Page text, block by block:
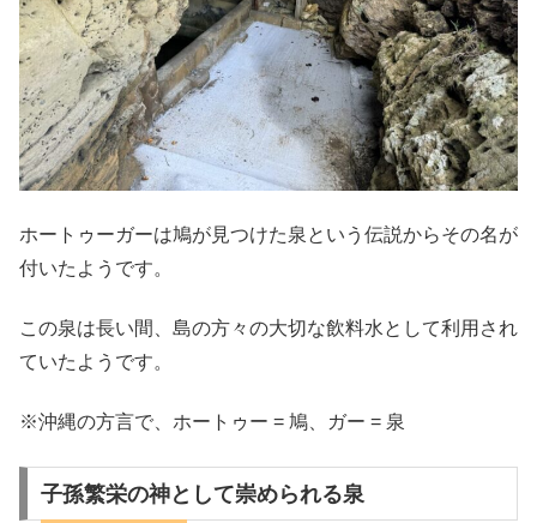
ホートゥーガーは鳩が見つけた泉という伝説からその名が
付いたようです。
この泉は長い間、島の方々の大切な飲料水として利用され
ていたようです。
※沖縄の方言で、ホートゥー = 鳩、ガー = 泉
子孫繁栄の神として崇められる泉